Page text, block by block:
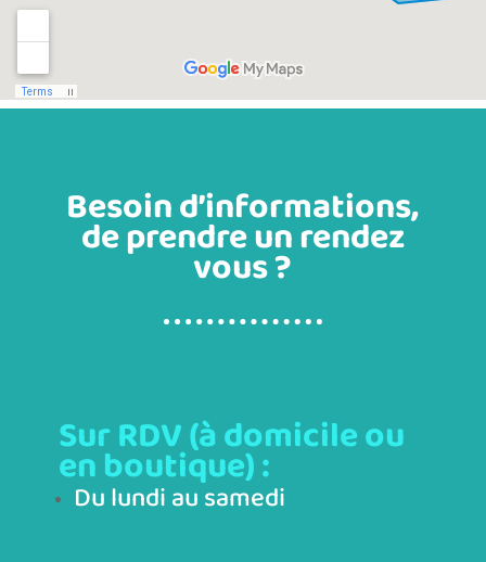
Besoin d’informations,
de prendre un rendez
vous ?
Sur RDV (à domicile ou
en boutique) :
Du lundi au samedi